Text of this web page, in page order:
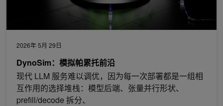
2026年 5月 29日
DynoSim：模拟帕累托前沿
现代 LLM 服务难以调优，因为每一次部署都是一组相
互作用的选择堆栈：模型后端、张量并行形状、
prefill/decode 拆分、